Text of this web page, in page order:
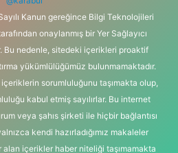
Kanun gereğince Bilgi Teknolojileri
onaylanmış bir Yer Sağlayıcı
Bu nedenle, sitedeki içerikleri proaktif
yükümlülüğümüz bulunmamaktadır.
sorumluluğunu taşımakta olup,
kabul etmiş sayılırlar. Bu internet
veya şahıs şirketi ile hiçbir bağlantısı
kendi hazırladığımız makaleler
alan içerikler haber niteliği taşımamakta